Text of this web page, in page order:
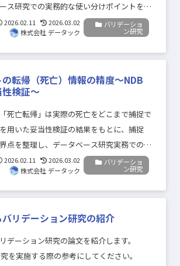
ス研究での実務的な使い分けポイントを整
2026.02.11
2026.03.02
株式会社 データック
バリデーショ
ン研究
転帰（死亡）情報の精度〜NDB
検証〜
死亡転帰」は実際の死亡をどこまで捕捉で
用いた妥当性検証の結果をもとに、捕捉
点を整理し、データベース研究実務での活
説します。
2026.02.11
2026.03.02
株式会社 データック
バリデーショ
ン研究
リデーション研究の紹介
デーション研究の論文を紹介します。
を実施する際の参考にしてください。